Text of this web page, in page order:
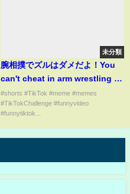
未分類
腕相撲でズルはダメだよ！You
can't cheat in arm wrestling #
寸劇 #だーしま動画チャンネル
#shorts #TikTok #meme #memes
#TikTokChallenge #funnyvideo
#funnytiktok...